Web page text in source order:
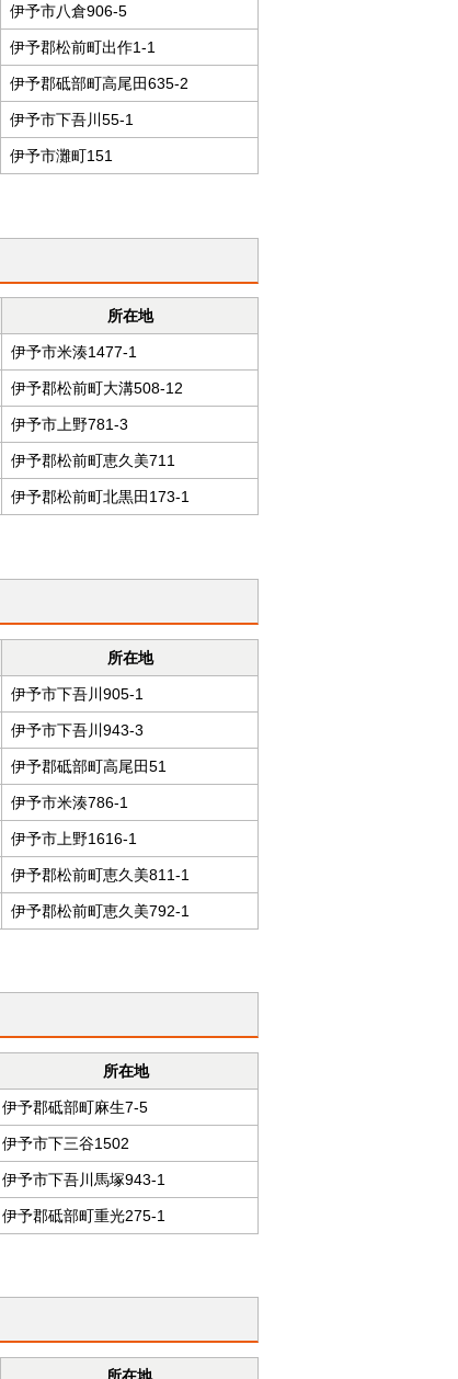
伊予市八倉906-5
伊予郡松前町出作1-1
伊予郡砥部町高尾田635-2
伊予市下吾川55-1
伊予市灘町151
所在地
伊予市米湊1477-1
伊予郡松前町大溝508-12
伊予市上野781-3
伊予郡松前町恵久美711
伊予郡松前町北黒田173-1
所在地
伊予市下吾川905-1
伊予市下吾川943-3
伊予郡砥部町高尾田51
伊予市米湊786-1
伊予市上野1616-1
伊予郡松前町恵久美811-1
伊予郡松前町恵久美792-1
所在地
伊予郡砥部町麻生7-5
伊予市下三谷1502
伊予市下吾川馬塚943-1
伊予郡砥部町重光275-1